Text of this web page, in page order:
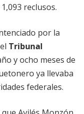
reclusos.
por la
Tribunal
y ocho meses de
ya llevaba
federales.